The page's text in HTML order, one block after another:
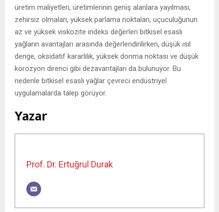
üretim maliyetleri, üretimlerinin geniş alanlara yayılması,
zehirsiz olmaları, yüksek parlama noktaları, uçuculuğunun
az ve yüksek viskozite indeks değerleri bitkisel esaslı
yağların avantajları arasında değerlendirilirken, düşük ısıl
denge, oksidatif kararlılık, yüksek donma noktası ve düşük
korozyon direnci gibi dezavantajları da bulunuyor. Bu
nedenle bitkisel esaslı yağlar çevreci endüstriyel
uygulamalarda talep görüyor.
Yazar
Prof. Dr. Ertuğrul Durak